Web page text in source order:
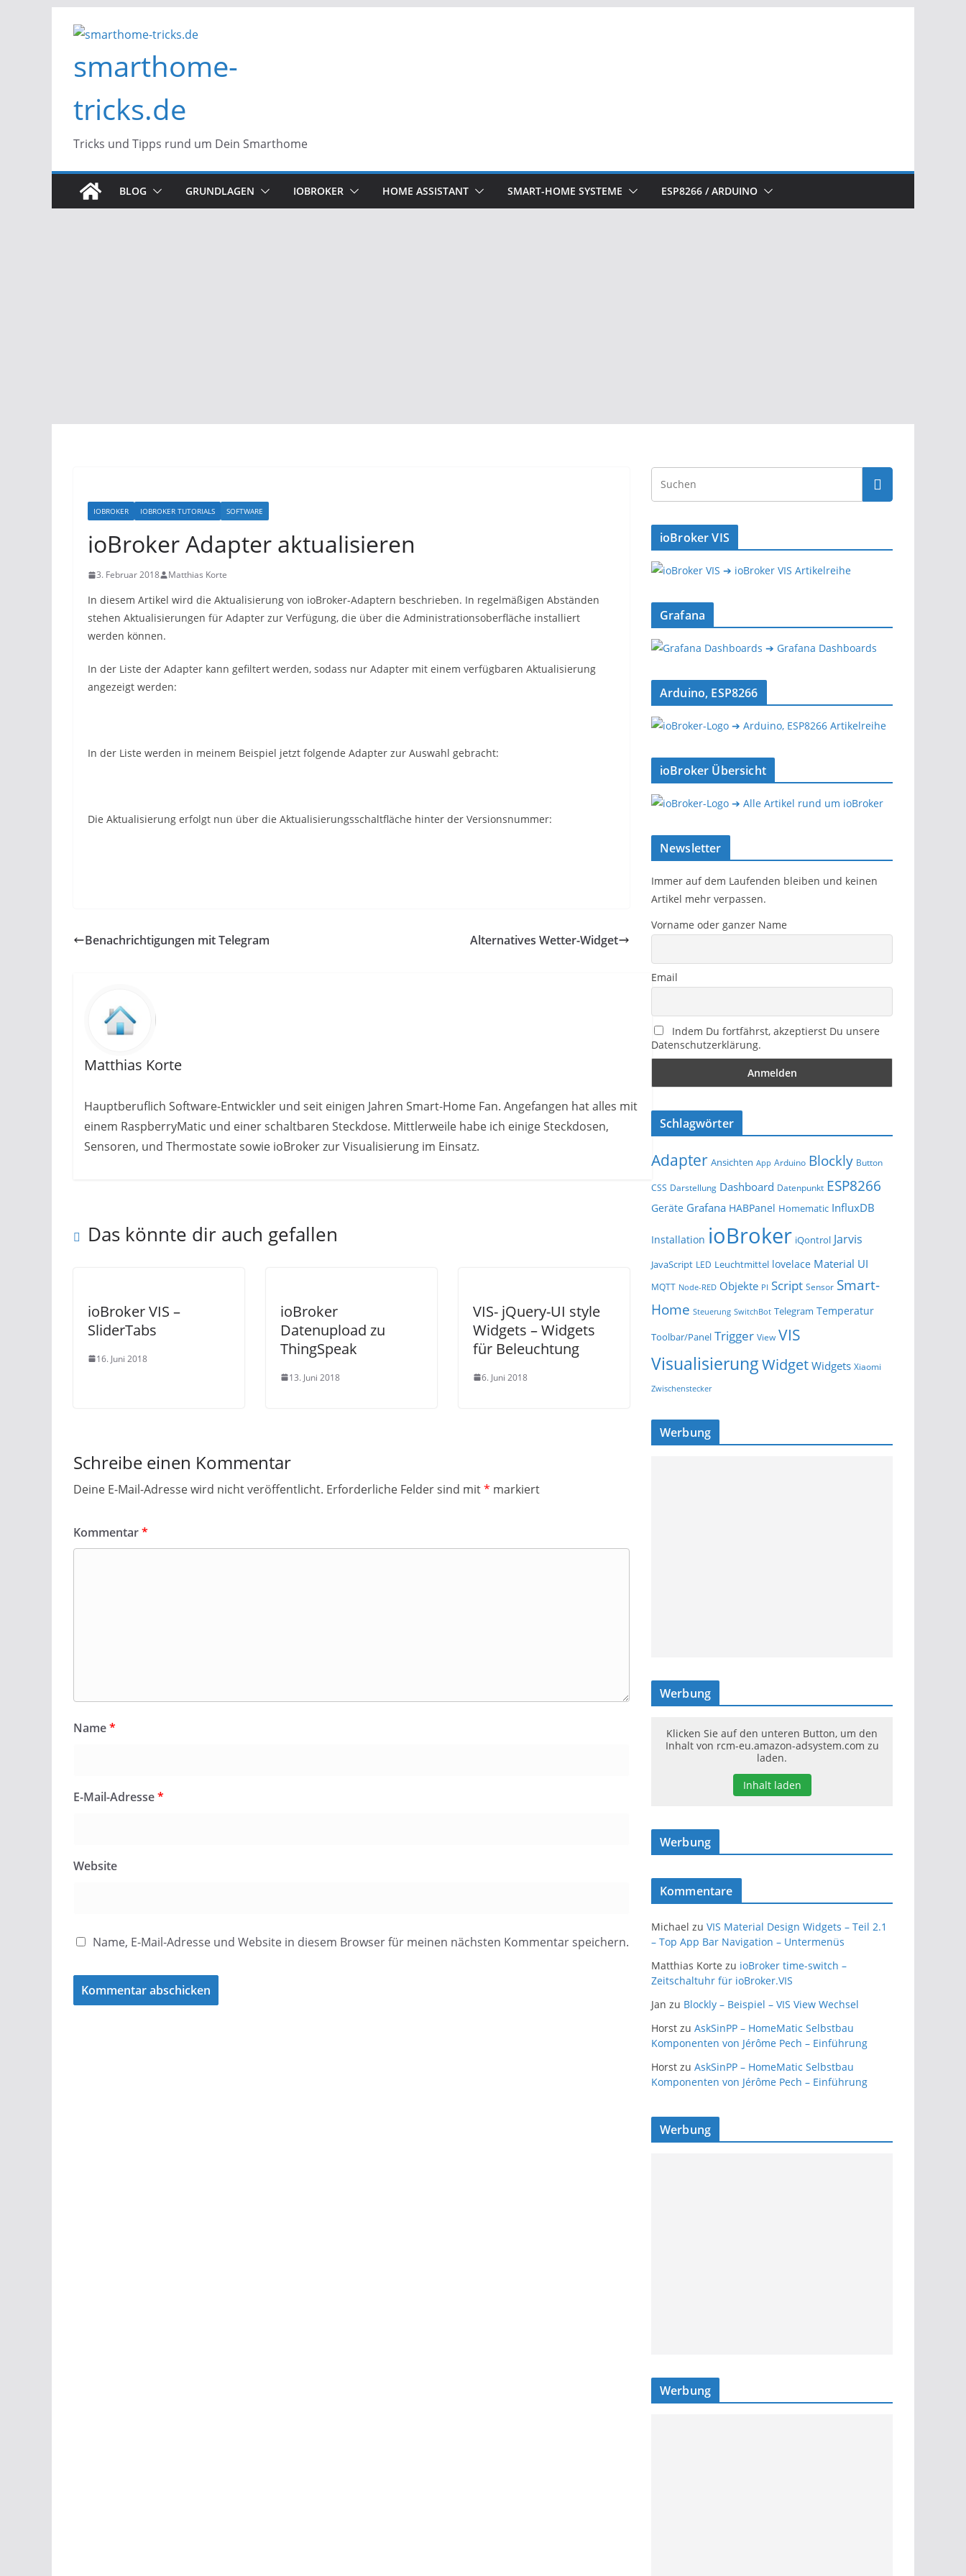
Inhalt
smarthome-
tricks.de
Tricks und Tipps rund um Dein Smarthome
BLOG GRUNDLAGEN IOBROKER HOME ASSISTANT SMART-HOME SYSTEME ESP8266 / ARDUINO
IOBROKER IOBROKER TUTORIALS SOFTWARE
ioBroker Adapter aktualisieren
3. Februar 2018 Matthias Korte
In diesem Artikel wird die Aktualisierung von ioBroker-Adaptern beschrieben. In regelmäßigen Abständen
stehen Aktualisierungen für Adapter zur Verfügung, die über die Administrationsoberfläche installiert
werden können.
In der Liste der Adapter kann gefiltert werden, sodass nur Adapter mit einem verfügbaren Aktualisierung
angezeigt werden:
In der Liste werden in meinem Beispiel jetzt folgende Adapter zur Auswahl gebracht:
Die Aktualisierung erfolgt nun über die Aktualisierungsschaltfläche hinter der Versionsnummer:
Benachrichtigungen mit Telegram Alternatives Wetter-Widget
Matthias Korte
Hauptberuflich Software-Entwickler und seit einigen Jahren Smart-Home Fan. Angefangen hat alles mit
einem RaspberryMatic und einer schaltbaren Steckdose. Mittlerweile habe ich einige Steckdosen,
Sensoren, und Thermostate sowie ioBroker zur Visualisierung im Einsatz.
Das könnte dir auch gefallen
ioBroker VIS –
SliderTabs
16. Juni 2018
ioBroker
Datenupload zu
ThingSpeak
13. Juni 2018
VIS- jQuery-UI style
Widgets – Widgets
für Beleuchtung
6. Juni 2018
Schreibe einen Kommentar
Deine E-Mail-Adresse wird nicht veröffentlicht. Erforderliche Felder sind mit* markiert
Kommentar*
Name*
E-Mail-Adresse*
Website
Name, E-Mail-Adresse und Website in diesem Browser für meinen nächsten Kommentar speichern.
ioBroker VIS
➔ ioBroker VIS Artikelreihe
Grafana
➔ Grafana Dashboards
Arduino, ESP8266
➔ Arduino, ESP8266 Artikelreihe
ioBroker Übersicht
➔ Alle Artikel rund um ioBroker
Newsletter
Immer auf dem Laufenden bleiben und keinen
Artikel mehr verpassen.
Vorname oder ganzer Name
Email
Indem Du fortfährst, akzeptierst Du unsere
Datenschutzerklärung.
Schlagwörter
Adapter Ansichten App Arduino Blockly Button
CSS Darstellung Dashboard Datenpunkt ESP8266
Geräte Grafana HABPanel Homematic InfluxDB
Installation ioBroker iQontrol Jarvis
JavaScript LED Leuchtmittel lovelace Material UI
MQTT Node-RED Objekte PI Script Sensor Smart-
Home Steuerung SwitchBot Telegram Temperatur
Toolbar/Panel Trigger View VIS
VisualisierungWidget Widgets Xiaomi
Zwischenstecker
Werbung
Werbung
Klicken Sie auf den unteren Button, um den
Inhalt von rcm-eu.amazon-adsystem.com zu
laden.
Inhalt laden
Werbung
Kommentare
Michael zu VIS Material Design Widgets – Teil 2.1
– Top App Bar Navigation – Untermenüs
Matthias Korte zu ioBroker time-switch –
Zeitschaltuhr für ioBroker.VIS
Jan zu Blockly – Beispiel – VIS View Wechsel
Horst zu AskSinPP – HomeMatic Selbstbau
Komponenten von Jérôme Pech – Einführung
Horst zu AskSinPP – HomeMatic Selbstbau
Komponenten von Jérôme Pech – Einführung
Werbung
Werbung